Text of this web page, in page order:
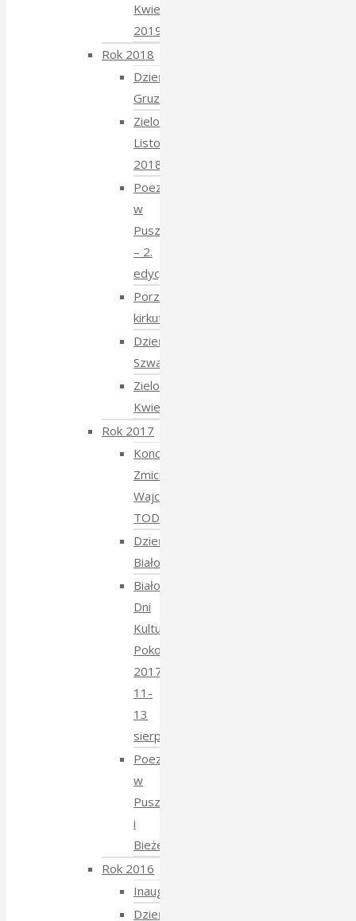
Kwiecień
2019
Rok 2018
Dzień
Gruziński
Zielony
Listopad
2018
Poezja
w
Puszczy
– 2.
edycja
Porządkowanie
kirkutu
Dzień
Szwajcarski
Zielony
Kwiecień
Rok 2017
Koncert
Zmiciera
Wajciuszkiewicza
TODARA
Dzień
Białoruski
Białowieskie
Dni
Kultury
Pokoju
2017
11-
13
sierpnia
Poezja
w
Puszczy
i
Bieżeństwo
Rok 2016
Inauguracja
Dzień